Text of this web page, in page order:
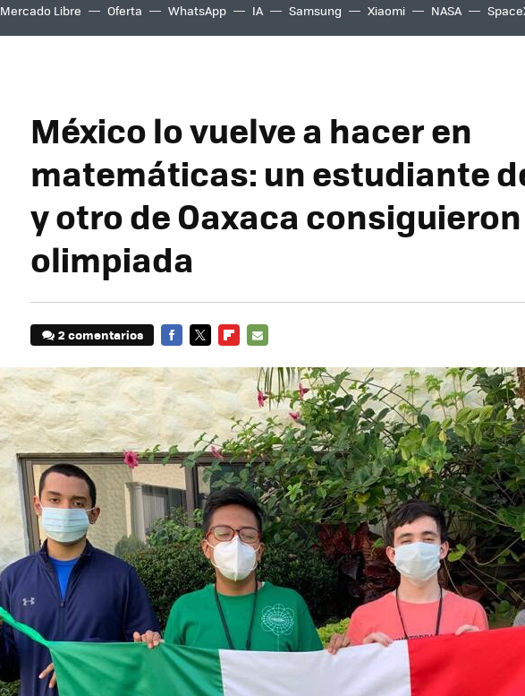
Mercado Libre Oferta WhatsApp IA Samsung Xiaomi NASA
México lo vuelve a hacer en
matemáticas: un estudiante
y otro de Oaxaca
olimpiada
2 comentarios
MAIL